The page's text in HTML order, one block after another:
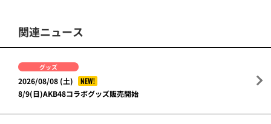
関連ニュース
グッズ
2026/08/08 (土)
NEW!
8/9(日)AKB48コラボグッズ販売開始